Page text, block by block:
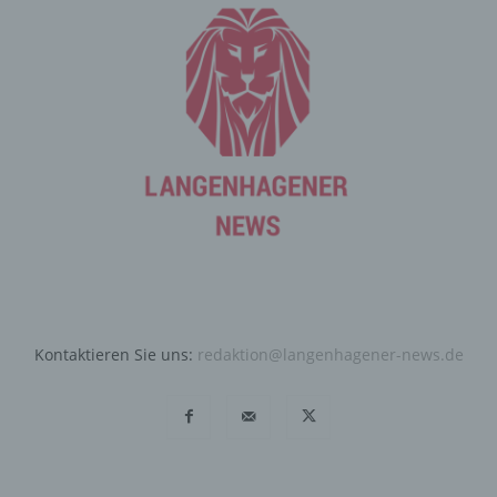
Kontaktieren Sie uns: redaktion@langenhagener-news.de
werden, ergibt sich aus der jeweiligen Eingabemaske,
die für die Registrierung verwendet wird. Die von der
betroffenen Person eingegebenen personenbezogenen
Daten werden ausschließlich für die interne Verwendung
bei dem für die Verarbeitung Verantwortlichen und für
eigene Zwecke erhoben und gespeichert. Der für die
Verarbeitung Verantwortliche kann die Weitergabe an
einen oder mehrere Auftragsverarbeiter, beispielsweise
einen Paketdienstleister, veranlassen, der die
personenbezogenen Daten ebenfalls ausschließlich für
Internet-Service-Provider (ISP) der betroffenen Person
Registrierung gespeichert. Die Speicherung dieser Daten